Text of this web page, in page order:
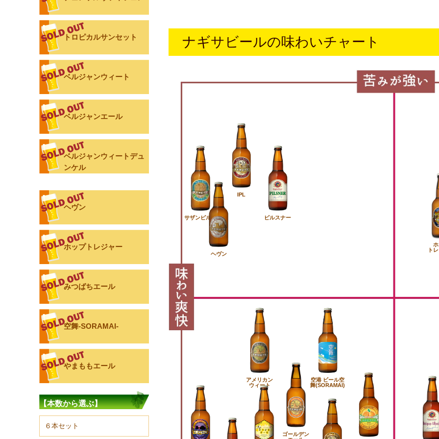
トロピカルサンセット
ベルジャンウィート
ベルジャンエール
ベルジャンウィートデュ
ンケル
ヘヴン
ホップトレジャー
みつばちエール
空舞-SORAMAI-
やまももエール
【本数から選ぶ】
６本セット
ナギサビールの味わいチャート
アメリカン
ウィート
ゴールデン
ヘヴン
ピルスナー
空港 ビール空
舞(SORAMAI)
ト
サザンピルス
IPL